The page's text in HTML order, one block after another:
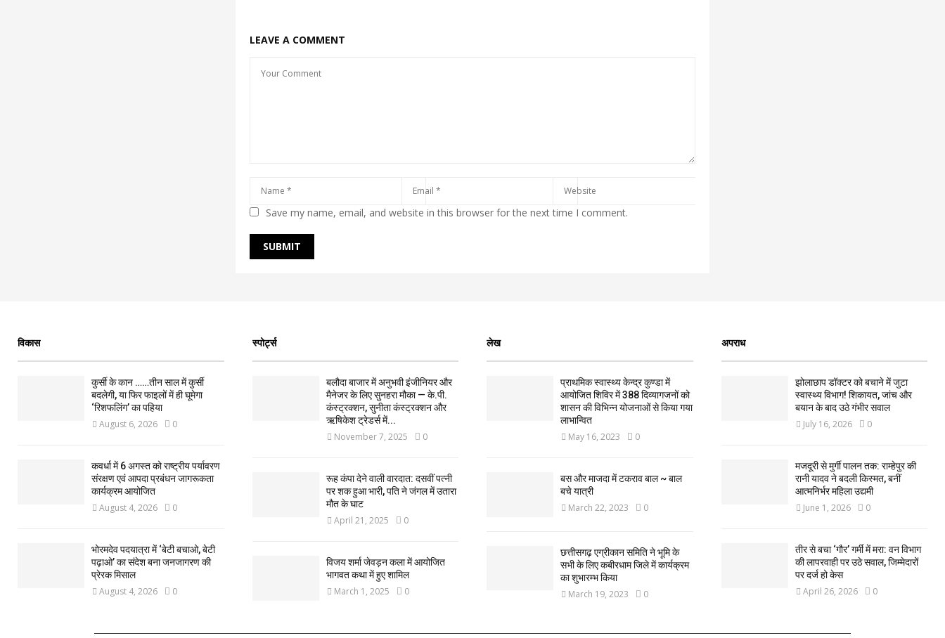
LEAVE A COMMENT
Save my name, email, and website in this browser for the next time I comment.
विकास
कुर्सी के कान ……तीन साल में कुर्सी
बदलेगी, या फिर फाइलों में ही घूमेगा
‘रिशफलिंग’ का पहिया
August 6, 2026 0
कवर्धा में 6 अगस्त को राष्ट्रीय पर्यावरण
संरक्षण एवं आपदा प्रबंधन जागरूकता
कार्यक्रम आयोजित
August 4, 2026 0
भोरमदेव पदयात्रा में ‘बेटी बचाओ, बेटी
पढ़ाओ’ का संदेश बना जनजागरण की
प्रेरक मिसाल
August 4, 2026 0
स्पोर्ट्स
बलौदा बाजार में अनुभवी इंजीनियर और
मैनेजर के लिए सुनहरा मौका — के.पी.
कंस्ट्रक्शन, सुनीता कंस्ट्रक्शन और
ऋषिकेश ट्रेडर्स में...
November 7, 2025 0
रूह कंपा देने वाली वारदात: दसवीं पत्नी
पर शक हुआ भारी, पति ने जंगल में उतारा
मौत के घाट
April 21, 2025 0
विजय शर्मा जेवड़न कला में आयोजित
भागवत कथा में हुए शामिल
March 1, 2025 0
लेख
प्राथमिक स्वास्थ्य केन्द्र कुण्डा में
आयोजित शिविर में 388 दिव्यागजनों को
शासन की विभिन्न योजनाओं से किया गया
लाभान्वित
May 16, 2023 0
बस और माजदा में टकराव बाल ~ बाल
बचे यात्री
March 22, 2023 0
छत्तीसगढ़ एग्रीकान समिति ने भूमि के
सभी के लिए कबीरधाम जिले में कार्यक्रम
का शुभारम्भ किया
March 19, 2023 0
अपराध
झोलाछाप डॉक्टर को बचाने में जुटा
स्वास्थ्य विभाग! शिकायत, जांच और
बयान के बाद उठे गंभीर सवाल
July 16, 2026 0
मजदूरी से मुर्गी पालन तक: राम्हेपुर की
रानी यादव ने बदली किस्मत, बनीं
आत्मनिर्भर महिला उद्यमी
June 1, 2026 0
तीर से बचा ‘गौर’ गर्मी में मरा: वन विभाग
की लापरवाही पर उठे सवाल, जिम्मेदारों
पर दर्ज हो केस
April 26, 2026 0